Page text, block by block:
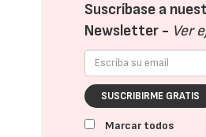
Suscríbase a
Newsletter - Ver
SUSCRIBIRME GRATIS
Marcar todos